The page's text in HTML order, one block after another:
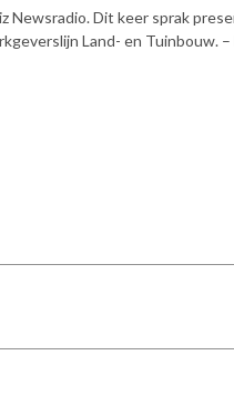
Newsradio. Dit keer sprak
Land- en Tuinbouw.